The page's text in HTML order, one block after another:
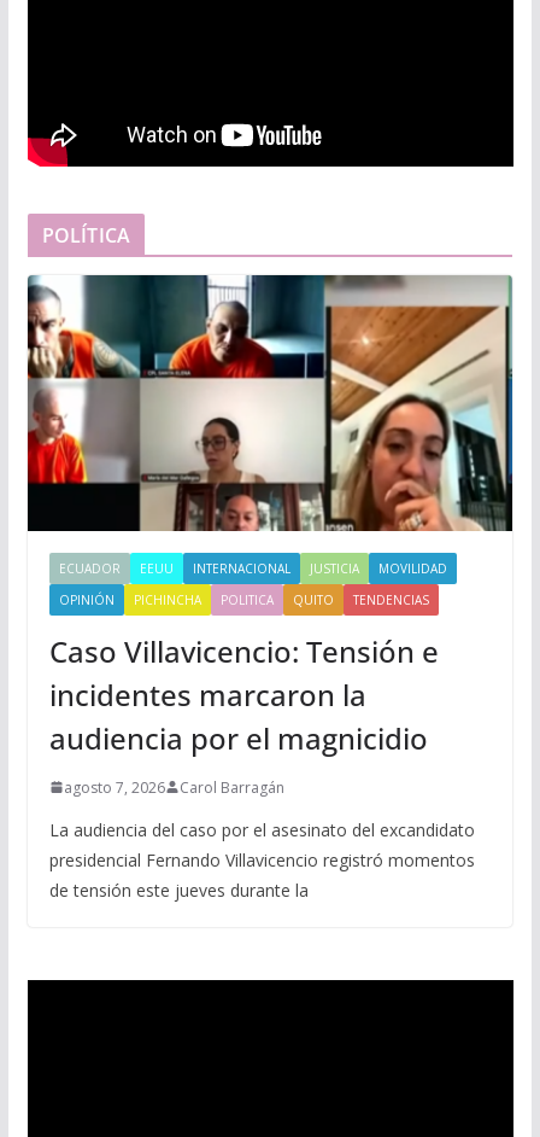
POLÍTICA
ECUADOR EEUU INTERNACIONAL JUSTICIA
MOVILIDAD
OPINIÓN
PICHINCHA POLITICA QUITO TENDENCIAS
Caso Villavicencio: Tensión e
incidentes marcaron la
audiencia por el magnicidio
agosto 7, 2026 Carol Barragán
La audiencia del caso por el asesinato del excandidato
presidencial Fernando Villavicencio registró momentos
de tensión este jueves durante la